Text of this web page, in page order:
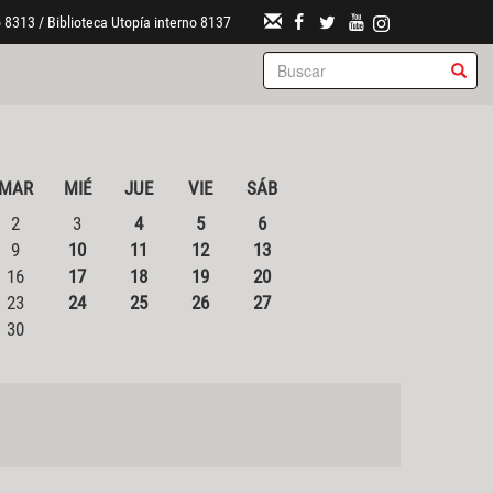
/ Biblioteca Utopía interno 8137
MIÉ JUE VIE
SÁB
2
3 4 5
6
9
10 11 12
13
16
17 18 19
20
23
24 25 26
27
30